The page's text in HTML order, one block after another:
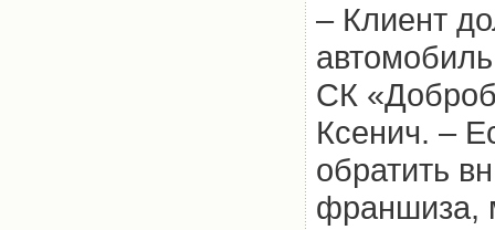
– Клиент
СК
Ксенич. –
обратить
франшиза,